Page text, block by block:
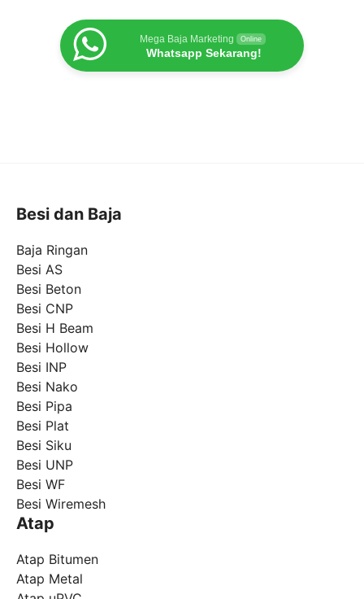
Mega Baja Marketing Online
Whatsapp Sekarang!
Besi dan Baja
Baja Ringan
Besi AS
Besi Beton
Besi CNP
Besi H Beam
Besi Hollow
Besi INP
Besi Nako
Besi Pipa
Besi Plat
Besi Siku
Besi UNP
Besi WF
Besi Wiremesh
Atap
Atap Bitumen
Atap Metal